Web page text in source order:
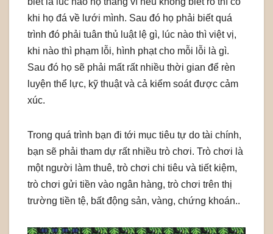
khi họ đá về lưới mình. Sau đó họ phải biết quá
trình đó phải tuân thủ luật lệ gì, lúc nào thì việt vị,
khi nào thì phạm lỗi, hình phạt cho mỗi lỗi là gì.
Sau đó họ sẽ phải mất rất nhiều thời gian để rèn
luyện thể lực, kỹ thuật và cả kiểm soát được cảm
xúc.
Trong quá trình bạn đi tới mục tiêu tự do tài chính,
bạn sẽ phải tham dự rất nhiều trò chơi. Trò chơi là
một người làm thuê, trò chơi chi tiêu và tiết kiệm,
trò chơi gửi tiền vào ngân hàng, trò chơi trên thị
trường tiền tệ, bất động sản, vàng, chứng khoán..